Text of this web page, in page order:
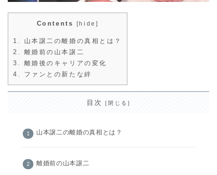
Contents [ hide ]
1.
山本譲二の離婚の真相とは？
2.
離婚前の山本譲二
3.
離婚後のキャリアの変化
4.
ファンとの新たな絆
目次
山本譲二の離婚の真相とは？
離婚前の山本譲二